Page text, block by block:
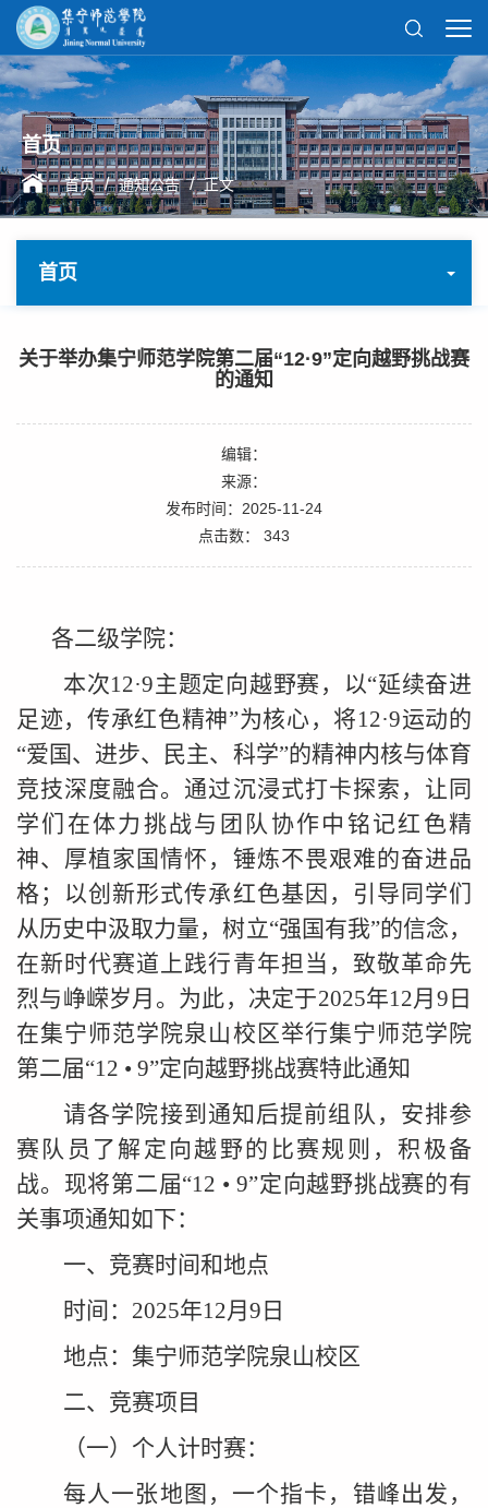
首页
首页 / 通知公告 / 正文
首页
关于举办集宁师范学院第二届“12·9”定向越野挑战赛
的通知
编辑：
来源：
发布时间：2025-11-24
点击数： 343
各二级学院：
本次12·9主题定向越野赛，以“延续奋进
足迹，传承红色精神”为核心，将12·9运动的
“爱国、进步、民主、科学”的精神内核与体育
竞技深度融合。通过沉浸式打卡探索，让同
学们在体力挑战与团队协作中铭记红色精
神、厚植家国情怀，锤炼不畏艰难的奋进品
格；以创新形式传承红色基因，引导同学们
从历史中汲取力量，树立“强国有我”的信念，
在新时代赛道上践行青年担当，致敬革命先
烈与峥嵘岁月。为此，决定于2025年12月9日
在集宁师范学院泉山校区举行集宁师范学院
第二届“12 • 9”定向越野挑战赛特此通知
请各学院接到通知后提前组队，安排参
赛队员了解定向越野的比赛规则，积极备
战。现将第二届“12 • 9”定向越野挑战赛的有
关事项通知如下：
一、竞赛时间和地点
时间 ： 2025年12月9日
地点 ： 集宁师范学院泉山校区
二、竞赛项目
（一）个人计时赛：
每人一张地图，一个指卡，错峰出发，